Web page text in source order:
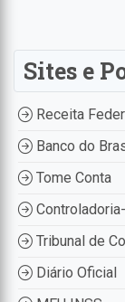
Sites e
Receita
Banco do
Tome Conta
Tribunal de
Diário Oficial